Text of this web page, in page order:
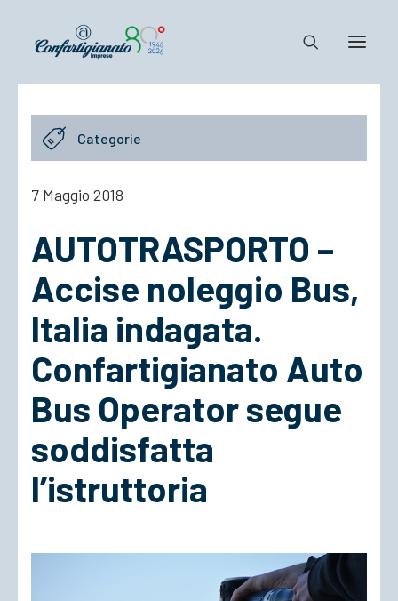
Notizie e Documenti
Confartigianato
Cosa Facciamo
ACCEDI
Categorie
7 Maggio 2018
AUTOTRASPORTO –
Accise noleggio Bus,
Italia indagata.
Confartigianato Auto
Bus Operator segue
soddisfatta
l’istruttoria